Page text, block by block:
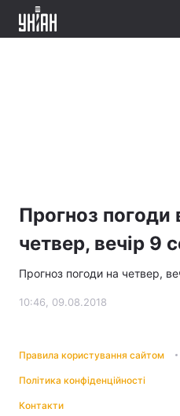
Прогноз погоди
четвер, вечір 9
Прогноз погоди на четвер,
10:46, 09.08.2018
Правила користування сайтом
Політика конфіденційності
Контакти